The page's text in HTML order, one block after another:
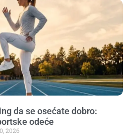
da se osećate dobro:
odeće
2026